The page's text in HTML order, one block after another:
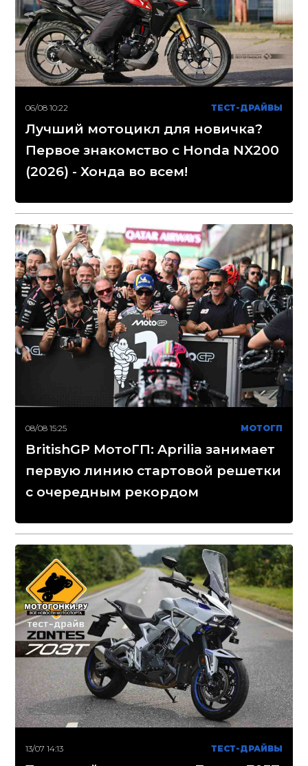
06/08 10:22 ТЕСТ-ДРАЙВЫ
Лучший мотоцикл для новичка?
Первое знакомство с Honda NX200
(2026) - Хонда во всем!
08/08 15:25 МОТОГП
BritishGP МотоГП: Aprilia занимает
первую линию стартовой решетки
с очередным рекордом
13/07 14:13 ТЕСТ-ДРАЙВЫ